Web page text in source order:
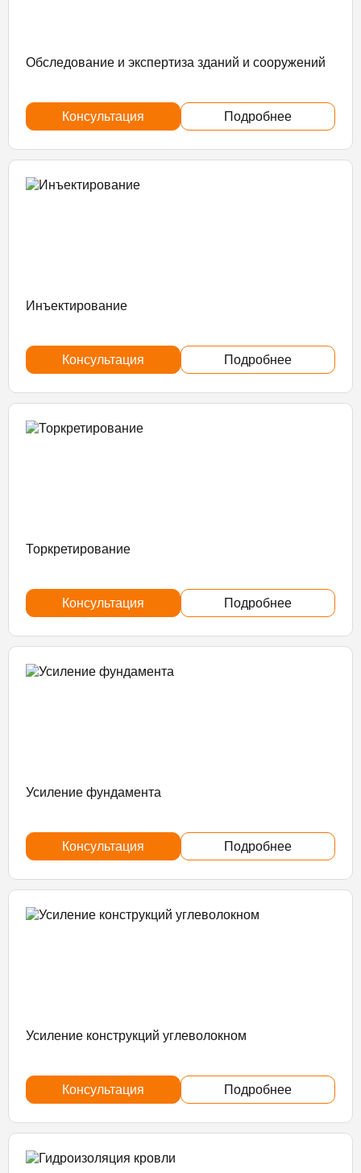
Обследование и экспертиза зданий и сооружений
Консультация Подробнее
Инъектирование
Консультация Подробнее
Торкретирование
Консультация Подробнее
Усиление фундамента
Консультация Подробнее
Усиление конструкций углеволокном
Консультация Подробнее